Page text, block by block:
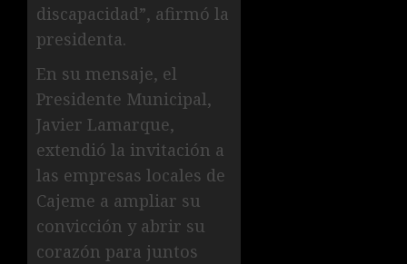
discapacidad”, afirmó la
presidenta.
En su mensaje, el
Presidente Municipal,
Javier Lamarque,
extendió la invitación a
las empresas locales de
Cajeme a ampliar su
convicción y abrir su
corazón para juntos